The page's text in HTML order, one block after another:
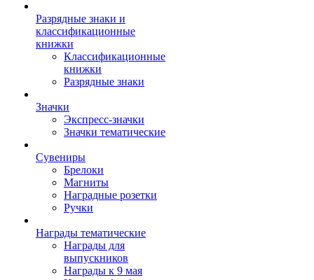
Разрядные знаки и
классификационные
книжки
Классификационные
книжки
Разрядные знаки
Значки
Экспресс-значки
Значки тематические
Сувениры
Брелоки
Магниты
Наградные розетки
Ручки
Награды тематические
Награды для
выпускников
Награды к 9 мая